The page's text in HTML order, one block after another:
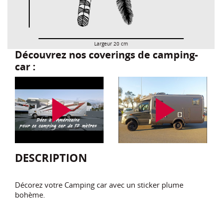
Largeur 20 cm
Découvrez nos coverings de camping-
car :
play_arrow play_arrow
DESCRIPTION
Décorez votre Camping car avec un sticker plume
bohème.